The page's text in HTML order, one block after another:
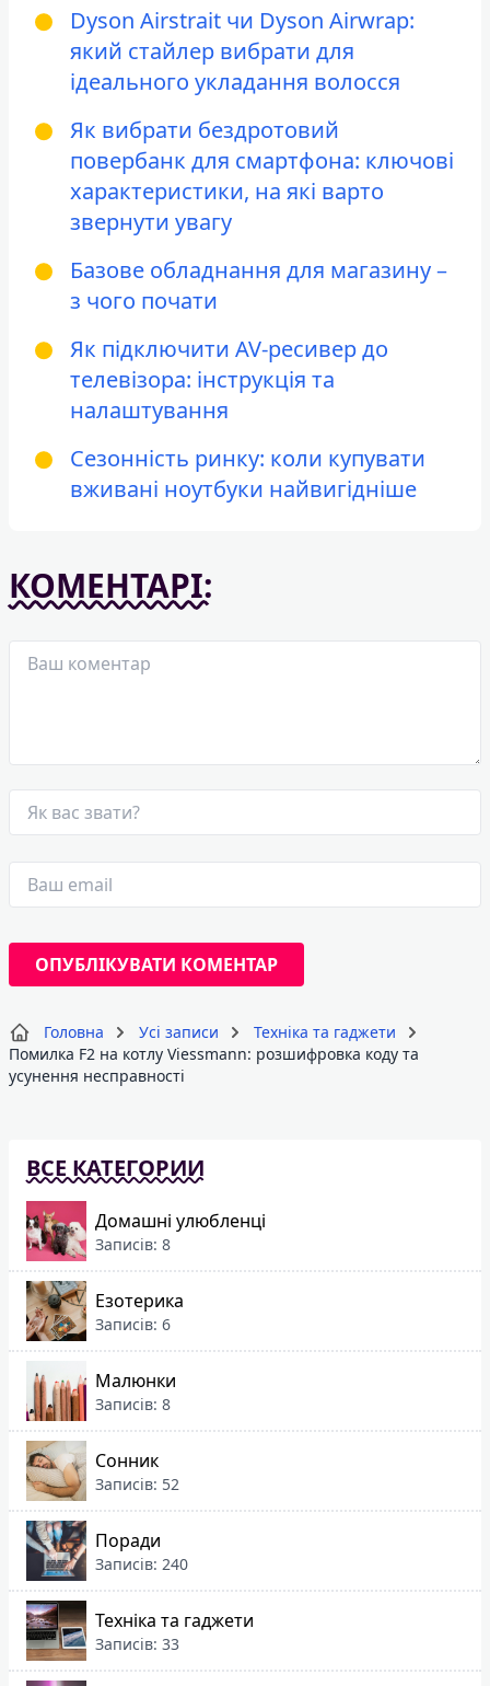
Dyson Airstrait чи Dyson Airwrap:
який стайлер вибрати для
ідеального укладання волосся
Як вибрати бездротовий
повербанк для смартфона: ключові
характеристики, на які варто
звернути увагу
Базове обладнання для магазину –
з чого почати
Як підключити AV-ресивер до
телевізора: інструкція та
налаштування
Сезонність ринку: коли купувати
вживані ноутбуки найвигідніше
КОМЕНТАРІ:
Головна Усі записи
Техніка та гаджети
Помилка F2 на котлу Viessmann: розшифровка коду та
усунення несправності
ВСЕ КАТЕГОРИИ
Домашні улюбленці
Записів: 8
Езотерика
Записів: 6
Малюнки
Записів: 8
Сонник
Записів: 52
Поради
Записів: 240
Техніка та гаджети
Записів: 33